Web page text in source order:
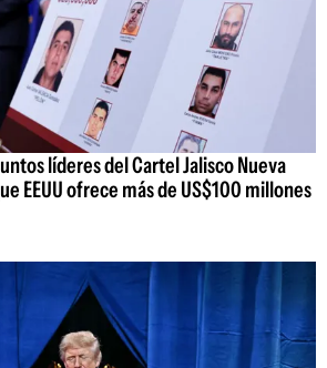
líderes del Cartel Jalisco Nueva
EEUU ofrece más de US$100 millones